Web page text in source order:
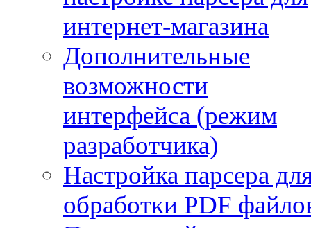
интернет-магазина
Дополнительные
возможности
интерфейса (режим
разработчика)
Настройка парсера
обработки PDF